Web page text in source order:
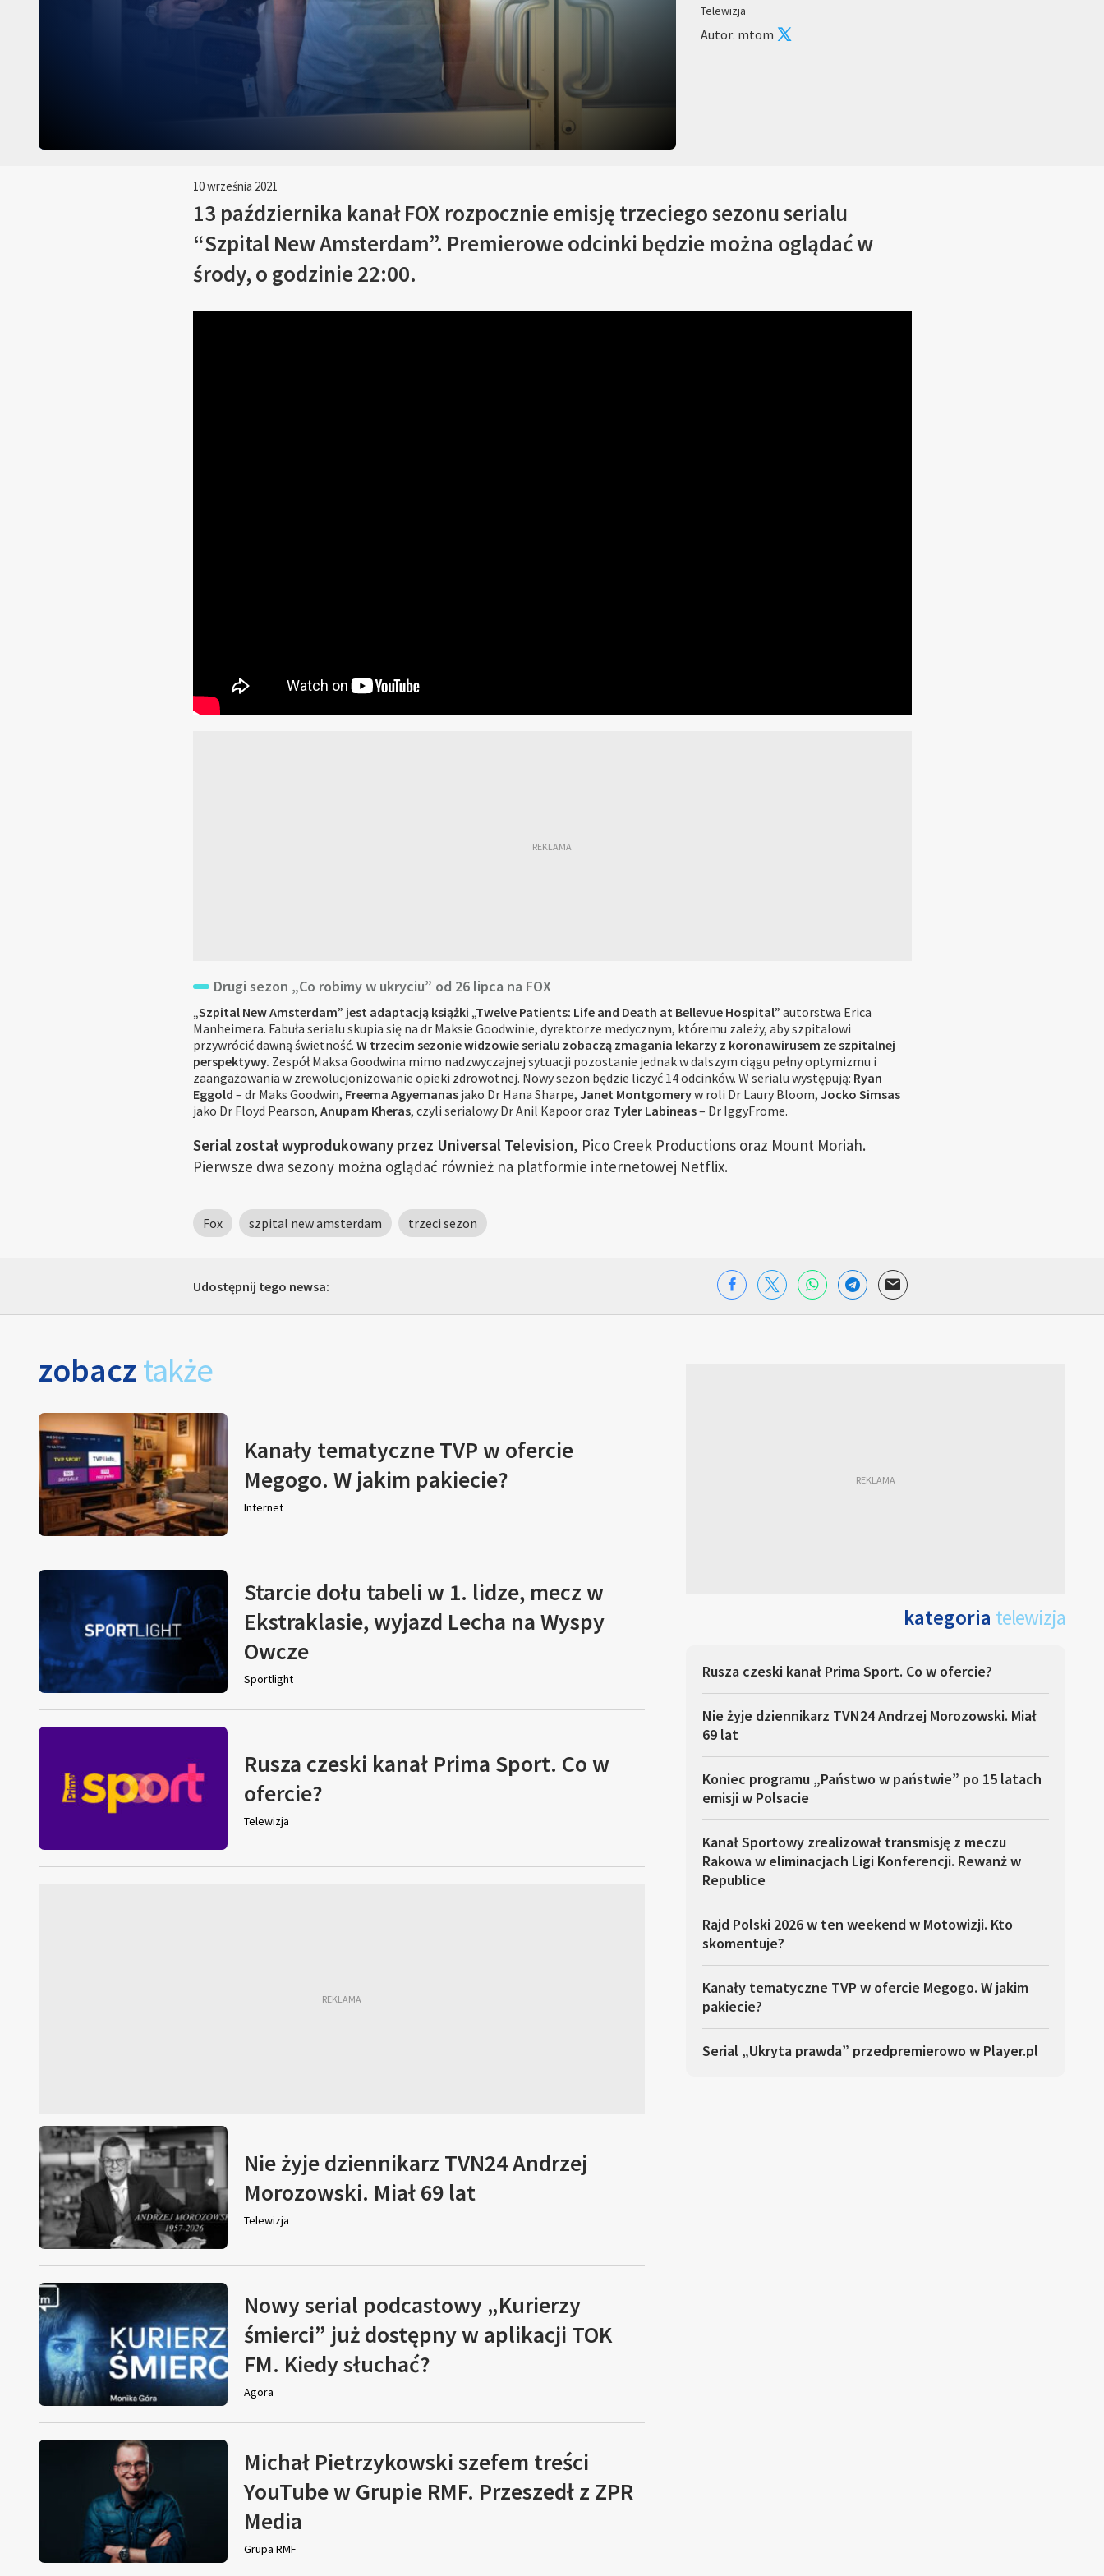
Telewizja
Autor: mtom
10 września 2021
13 października kanał FOX rozpocznie emisję trzeciego sezonu serialu
“Szpital New Amsterdam”. Premierowe odcinki będzie można oglądać w
środy, o godzinie 22:00.
Drugi sezon „Co robimy w ukryciu” od 26 lipca na FOX
„Szpital New Amsterdam” jest adaptacją książki „Twelve Patients: Life and Death at Bellevue Hospital” autorstwa Erica
Manheimera. Fabuła serialu skupia się na dr Maksie Goodwinie, dyrektorze medycznym, któremu zależy, aby szpitalowi
przywrócić dawną świetność. W trzecim sezonie widzowie serialu zobaczą zmagania lekarzy z koronawirusem ze szpitalnej
perspektywy. Zespół Maksa Goodwina mimo nadzwyczajnej sytuacji pozostanie jednak w dalszym ciągu pełny optymizmu i
zaangażowania w zrewolucjonizowanie opieki zdrowotnej. Nowy sezon będzie liczyć 14 odcinków. W serialu występują: Ryan
Eggold – dr Maks Goodwin, Freema Agyemanasjako Dr Hana Sharpe, Janet Montgomeryw roli Dr Laury Bloom, Jocko Simsas
jako Dr Floyd Pearson, Anupam Kheras, czyli serialowy Dr Anil Kapoor oraz Tyler Labineas– Dr IggyFrome.
Serial został wyprodukowany przez Universal Television, Pico Creek Productions oraz Mount Moriah.
Pierwsze dwa sezony można oglądać również na platformie internetowej Netflix.
Fox szpital new amsterdam trzeci sezon
Udostępnij tego newsa:
zobacz także
Kanały tematyczne TVP w ofercie
Megogo. W jakim pakiecie?
Internet
Starcie dołu tabeli w 1. lidze, mecz w
Ekstraklasie, wyjazd Lecha na Wyspy
Owcze
Sportlight
Rusza czeski kanał Prima Sport. Co w
ofercie?
Telewizja
Nie żyje dziennikarz TVN24 Andrzej
Morozowski. Miał 69 lat
Telewizja
Nowy serial podcastowy „Kurierzy
śmierci” już dostępny w aplikacji TOK
FM. Kiedy słuchać?
Agora
Michał Pietrzykowski szefem treści
YouTube w Grupie RMF. Przeszedł z ZPR
Media
Grupa RMF
kategoria telewizja
Rusza czeski kanał Prima Sport. Co w ofercie?
Nie żyje dziennikarz TVN24 Andrzej Morozowski. Miał
69 lat
Koniec programu „Państwo w państwie” po 15 latach
emisji w Polsacie
Kanał Sportowy zrealizował transmisję z meczu
Rakowa w eliminacjach Ligi Konferencji. Rewanż w
Republice
Rajd Polski 2026 w ten weekend w Motowizji. Kto
skomentuje?
Kanały tematyczne TVP w ofercie Megogo. W jakim
pakiecie?
Serial „Ukryta prawda” przedpremierowo w Player.pl